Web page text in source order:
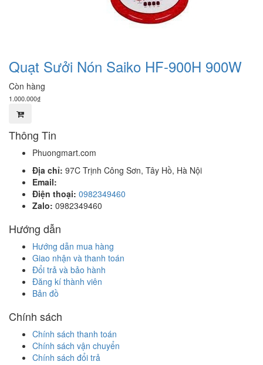
Quạt Sưởi Nón Saiko HF-900H 900W
Còn hàng
1.000.000₫
Thông Tin
Phuongmart.com
Địa chỉ: 97C Trịnh Công Sơn, Tây Hồ, Hà Nội
Email:
Điện thoại: 0982349460
Zalo: 0982349460
Hướng dẫn
Hướng dẫn mua hàng
Giao nhận và thanh toán
Đổi trả và bảo hành
Đăng kí thành viên
Bản đồ
Chính sách
Chính sách thanh toán
Chính sách vận chuyển
Chính sách đổi trả